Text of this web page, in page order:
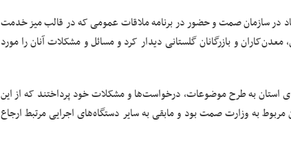
در سازمان صمت و حضور در برنامه ملاقات عمومی که در قالب میز خدمت
و بازرگانان گلستانی دیدار کرد و مسائل و مشکلات آنان را مورد
اقتصادی استان به طرح موضوعات، درخواست‌ها و مشکلات خود ‌پرداختند که از این
نفر از مراجعان مربوط به وزارت صمت بود و مابقی به سایر دستگاه‌های اجرایی مرتبط ارجاع